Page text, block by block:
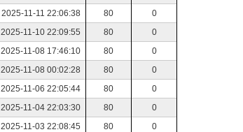
2025-11-11 22:06:38 80
0
2025-11-10 22:09:55 80
0
2025-11-08 17:46:10 80
0
2025-11-08 00:02:28 80
0
2025-11-06 22:05:44 80
0
2025-11-04 22:03:30 80
0
2025-11-03 22:08:45 80
0